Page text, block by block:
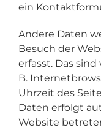
ein
Andere Daten
Besuch der
erfasst. Das
B.
Uhrzeit des
Daten erfolgt
Website